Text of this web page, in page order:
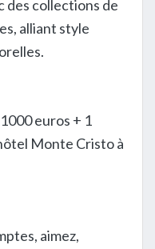
des collections de
alliant style
1000 euros + 1
Monte Cristo à
aimez,